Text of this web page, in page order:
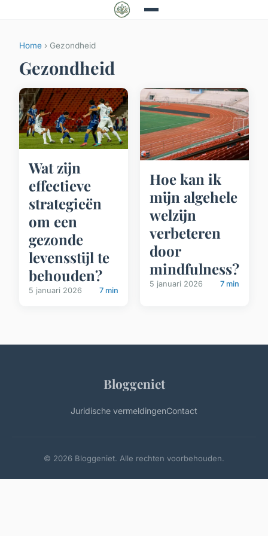
Home › Gezondheid
Gezondheid
Wat zijn
effectieve
strategieën
om een
gezonde
levensstijl te
behouden?
5 januari 2026 7 min
Hoe kan ik
mijn algehele
welzijn
verbeteren
door
mindfulness?
5 januari 2026 7 min
Bloggeniet
Juridische vermeldingenContact
© 2026 Bloggeniet. Alle rechten voorbehouden.